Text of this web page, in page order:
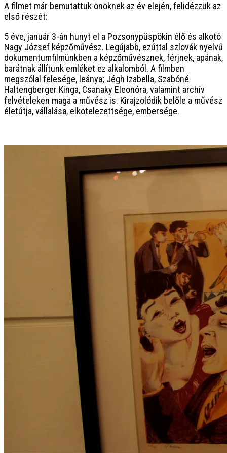
A filmet már bemutattuk önöknek az év elején, felidézzük az
első részét:
5 éve, január 3-án hunyt el a Pozsonypüspökin élő és alkotó
Nagy József képzőművész. Legújabb, ezúttal szlovák nyelvű
dokumentumfilmünkben a képzőművésznek, férjnek, apának,
barátnak állítunk emléket ez alkalomból. A filmben
megszólal felesége, leánya; Jégh Izabella, Szabóné
Haltengberger Kinga, Csanaky Eleonóra, valamint archív
felvételeken maga a művész is. Kirajzolódik belőle a művész
életútja, vállalása, elkötelezettsége, embersége.